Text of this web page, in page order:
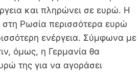
και πληρώνει σε ευρώ. Η
Ρωσία περισσότερα ευρώ
ενέργεια. Σύμφωνα με
όμως, η Γερμανία θα
της για να αγοράσει